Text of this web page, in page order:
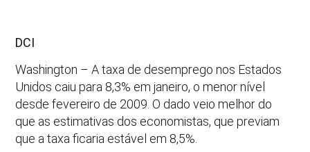
DCI
Washington – A taxa de desemprego nos Estados
Unidos caiu para 8,3% em janeiro, o menor nível
desde fevereiro de 2009. O dado veio melhor do
que as estimativas dos economistas, que previam
que a taxa ficaria estável em 8,5%.